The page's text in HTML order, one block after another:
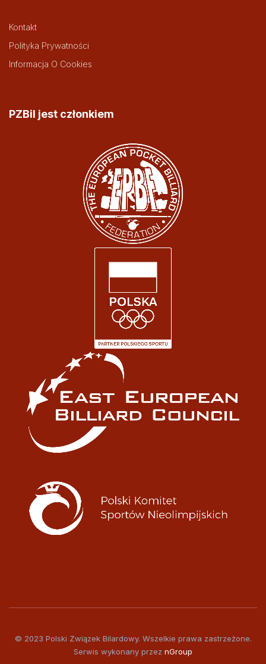
Kontakt
Polityka Prywatności
Informacja O Cookies
PZBil jest członkiem
© 2023 Polski Związek Bilardowy. Wszelkie prawa zastrzeżone.
Serwis wykonany przez nGroup